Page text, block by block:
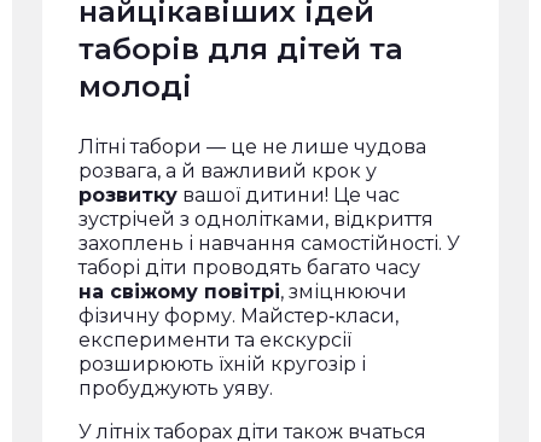
найцікавіших ідей
таборів для дітей та
молоді
Літні табори — це не лише чудова
розвага, а й важливий крок у
розвитку вашої дитини! Це час
зустрічей з однолітками, відкриття
захоплень і навчання самостійності. У
таборі діти проводять багато часу
на свіжому повітрі, зміцнюючи
фізичну форму. Майстер‑класи,
експерименти та екскурсії
розширюють їхній кругозір і
пробуджують уяву.
У літніх таборах діти також вчаться